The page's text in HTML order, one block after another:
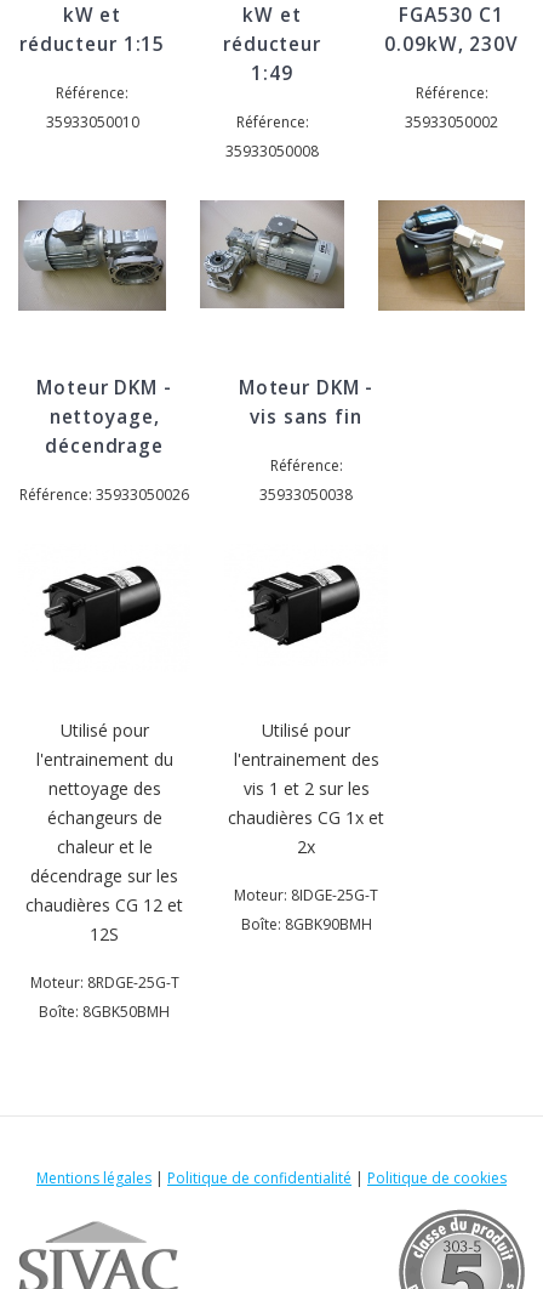
kW et
réducteur 1:15
Référence:
35933050010
kW et
réducteur
1:49
Référence:
35933050008
FGA530 C1
0.09kW, 230V
Référence:
35933050002
Moteur DKM -
nettoyage,
décendrage
Référence: 35933050026
Moteur DKM -
vis sans fin
Référence:
35933050038
Utilisé pour
l'entrainement du
nettoyage des
échangeurs de
chaleur et le
décendrage sur les
chaudières CG 12 et
12S
Moteur: 8RDGE-25G-T
Boîte: 8GBK50BMH
Utilisé pour
l'entrainement des
vis 1 et 2 sur les
chaudières CG 1x et
2x
Moteur: 8IDGE-25G-T
Boîte: 8GBK90BMH
Mentions légales | Politique de confidentialité | Politique de cookies